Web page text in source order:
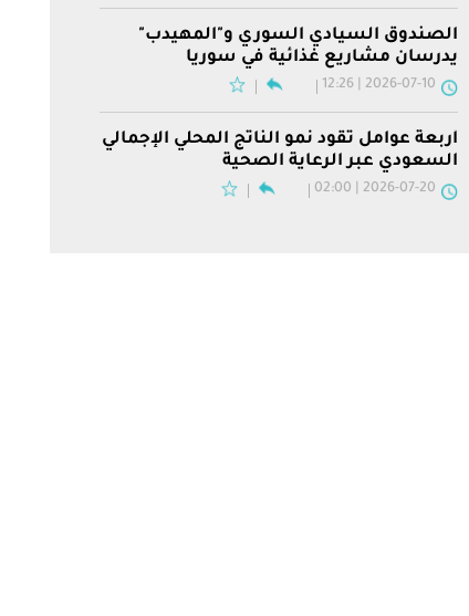
الصندوق السيادي السوري و"المهيدب"
يدرسان مشاريع غذائية في سوريا
2026-07-10 | 12:26
أربعة عوامل تقود نمو الناتج المحلي الإجمالي
السعودي عبر الرعاية الصحية
2026-07-20 | 02:00